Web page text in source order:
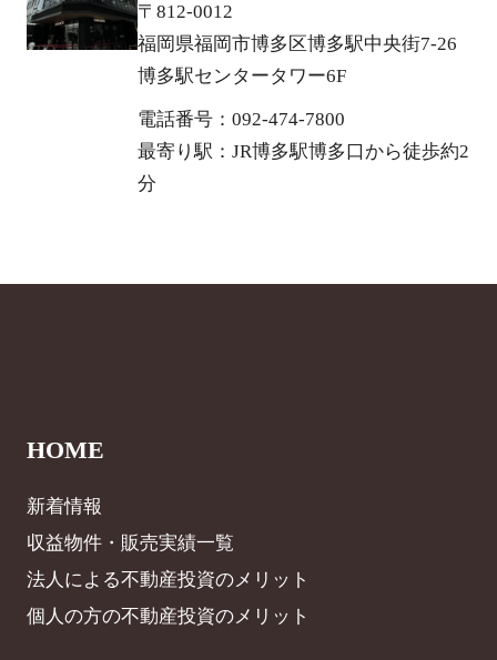
〒812-0012
福岡県福岡市博多区博多駅中央街7-26
博多駅センタータワー6F
電話番号：092-474-7800
最寄り駅：JR博多駅博多口から徒歩約2
分
HOME
新着情報
収益物件・販売実績一覧
法人による不動産投資のメリット
個人の方の不動産投資のメリット